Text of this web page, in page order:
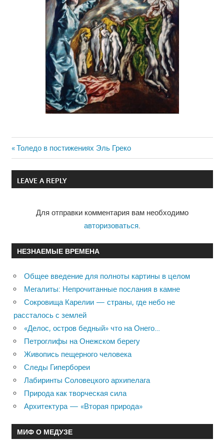
Навигация
по
Previous
Post:
Толедо в постижениях Эль Греко
LEAVE A REPLY
Для отправки комментария вам необходимо
авторизоваться
НЕЗНАЕМЫЕ ВРЕМЕНА
Общее введение для полноты картины в целом
Мегалиты: Непрочитанные послания в камне
Сокровища Карелии — страны, где небо не
рассталось с землей
«Делос, остров бедный» что на Онего…
Петроглифы на Онежском берегу
Живопись пещерного человека
Следы Гипербореи
Лабиринты Соловецкого архипелага
Природа как творческая сила
Архитектура — «Вторая природа»
МИФ О МЕДУЗЕ